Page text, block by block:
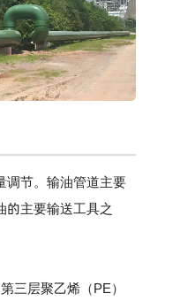
调节。输油管道主要
的主要输送工具之
三层聚乙烯（PE）